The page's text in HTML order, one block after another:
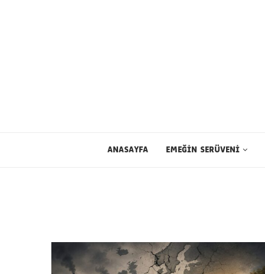
ANASAYFA EMEĞİN SERÜVENİ